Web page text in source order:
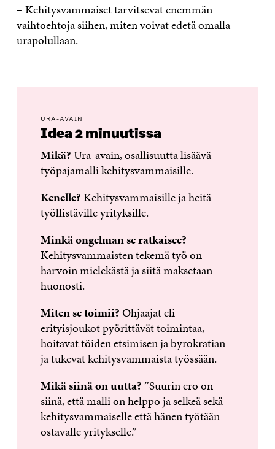
– Kehitysvammaiset tarvitsevat enemmän
vaihtoehtoja siihen, miten voivat edetä omalla
urapolullaan.
URA-AVAIN
Idea 2 minuutissa
Mikä?Ura-avain, osallisuutta lisäävä
työpajamalli kehitysvammaisille.
Kenelle?Kehitysvammaisille ja heitä
työllistäville yrityksille.
Minkä ongelman se ratkaisee?
Kehitysvammaisten tekemä työ on
harvoin mielekästä ja siitä maksetaan
huonosti.
Miten se toimii?Ohjaajat eli
erityisjoukot pyörittävät toimintaa,
hoitavat töiden etsimisen ja byrokratian
ja tukevat kehitysvammaista työssään.
Mikä siinä on uutta?”Suurin ero on
siinä, että malli on helppo ja selkeä sekä
kehitysvammaiselle että hänen työtään
ostavalle yritykselle.”